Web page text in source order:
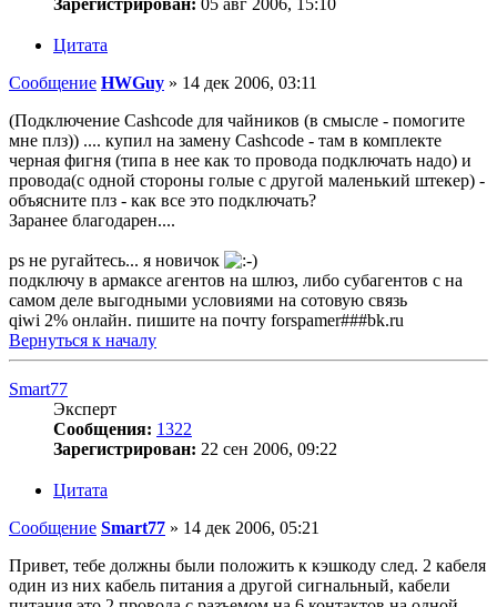
Зарегистрирован: 05 авг 2006, 15:10
Цитата
Сообщение HWGuy » 14 дек 2006, 03:11
(Подключение Cashcode для чайников (в смысле - помогите
мне плз)) .... купил на замену Cashcode - там в комплекте
черная фигня (типа в нее как то провода подключать надо) и
провода(с одной стороны голые с другой маленький штекер) -
объясните плз - как все это подключать?
Заранее благодарен....
ps не ругайтесь... я новичок
подключу в армаксе агентов на шлюз, либо субагентов с на
самом деле выгодными условиями на сотовую связь
qiwi 2% онлайн. пишите на почту forspamer###bk.ru
Вернуться к началу
Smart77
Эксперт
Сообщения: 1322
Зарегистрирован: 22 сен 2006, 09:22
Цитата
Сообщение Smart77 » 14 дек 2006, 05:21
Привет, тебе должны были положить к кэшкоду след. 2 кабеля
один из них кабель питания а другой сигнальный, кабели